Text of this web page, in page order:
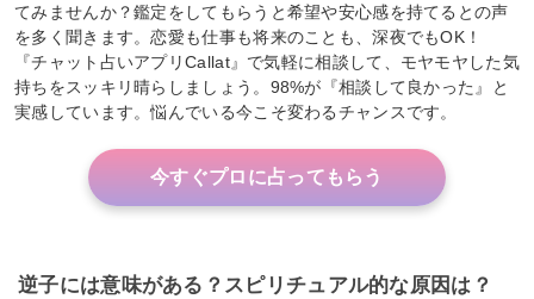
てみませんか？鑑定をしてもらうと希望や安心感を持てるとの声
を多く聞きます。恋愛も仕事も将来のことも、深夜でもOK！
『チャット占いアプリCallat』で気軽に相談して、モヤモヤした気
持ちをスッキリ晴らしましょう。98%が『相談して良かった』と
実感しています。悩んでいる今こそ変わるチャンスです。
今すぐプロに占ってもらう
逆子には意味がある？スピリチュアル的な原因は？